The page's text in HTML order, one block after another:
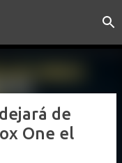
de
One el